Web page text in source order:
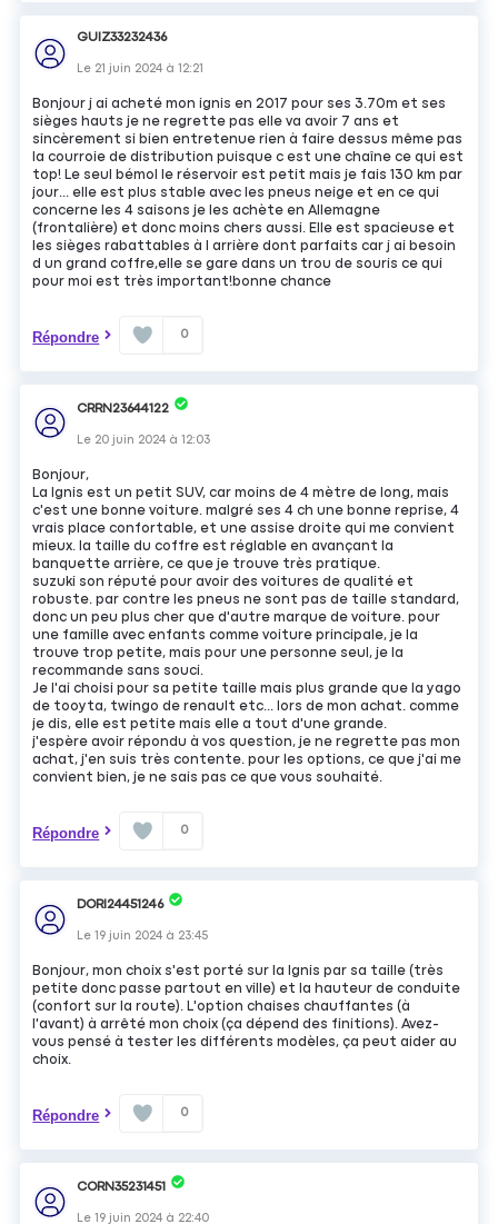
GUIZ33232436
Le 21 juin 2024 à12:21
Bonjour j ai acheté mon ignis en 2017 pour ses 3.70m et ses
sièges hauts je ne regrette pas elle va avoir 7 ans et
sincèrement si bien entretenue rien à faire dessus même pas
la courroie de distribution puisque c est une chaîne ce qui est
top! Le seul bémol le réservoir est petit mais je fais 130 km par
jour... elle est plus stable avec les pneus neige et en ce qui
concerne les 4 saisons je les achète en Allemagne
(frontalière) et donc moins chers aussi. Elle est spacieuse et
les sièges rabattables à l arrière dont parfaits car j ai besoin
d un grand coffre,elle se gare dans un trou de souris ce qui
pour moi est très important!bonne chance
Répondre 0
CRRN23644122
Le 20 juin 2024 à12:03
Bonjour,
La Ignis est un petit SUV, car moins de 4 mètre de long, mais
c'est une bonne voiture. malgré ses 4 ch une bonne reprise, 4
vrais place confortable, et une assise droite qui me convient
mieux. la taille du coffre est réglable en avançant la
banquette arrière, ce que je trouve très pratique.
suzuki son réputé pour avoir des voitures de qualité et
robuste. par contre les pneus ne sont pas de taille standard,
donc un peu plus cher que d'autre marque de voiture. pour
une famille avec enfants comme voiture principale, je la
trouve trop petite, mais pour une personne seul, je la
recommande sans souci.
Je l'ai choisi pour sa petite taille mais plus grande que la yago
de tooyta, twingo de renault etc... lors de mon achat. comme
je dis, elle est petite mais elle a tout d'une grande.
j'espère avoir répondu à vos question, je ne regrette pas mon
achat, j'en suis très contente. pour les options, ce que j'ai me
convient bien, je ne sais pas ce que vous souhaité.
Répondre 0
DORI24451246
Le19 juin 2024 à 23:45
Bonjour, mon choix s'est porté sur la Ignis par sa taille (très
petite donc passe partout en ville) et la hauteur de conduite
(confort sur la route). L'option chaises chauffantes (à
l'avant) à arrêté mon choix (ça dépend des finitions). Avez-
vous pensé à tester les différents modèles, ça peut aider au
choix.
Répondre 0
CORN35231451
Le19 juin 2024 à 22:40